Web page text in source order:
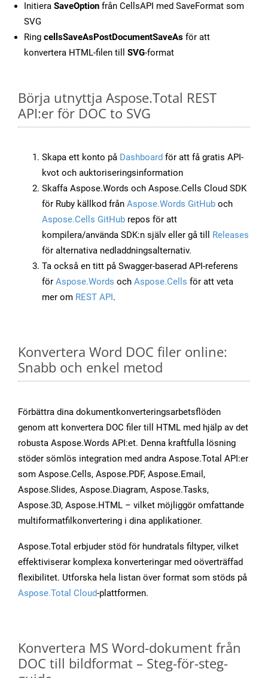
Initiera SaveOption från CellsAPI med SaveFormat som
SVG
Ring cellsSaveAsPostDocumentSaveAs för att
konvertera HTML-filen till SVG-format
Börja utnyttja Aspose.Total REST
API:er för DOC to SVG
Skapa ett konto på Dashboard för att få gratis API-
kvot och auktoriseringsinformation
Skaffa Aspose.Words och Aspose.Cells Cloud SDK
för Ruby källkod från Aspose.Words GitHub och
Aspose.Cells GitHub repos för att
kompilera/använda SDK:n själv eller gå till Releases
för alternativa nedladdningsalternativ.
Ta också en titt på Swagger-baserad API-referens
för Aspose.Words och Aspose.Cells för att veta
mer om REST API.
Konvertera Word DOC filer online:
Snabb och enkel metod
Förbättra dina dokumentkonverteringsarbetsflöden
genom att konvertera DOC filer till HTML med hjälp av det
robusta Aspose.Words API:et. Denna kraftfulla lösning
stöder sömlös integration med andra Aspose.Total API:er
som Aspose.Cells, Aspose.PDF, Aspose.Email,
Aspose.Slides, Aspose.Diagram, Aspose.Tasks,
Aspose.3D, Aspose.HTML – vilket möjliggör omfattande
multiformatfilkonvertering i dina applikationer.
Aspose.Total erbjuder stöd för hundratals filtyper, vilket
effektiviserar komplexa konverteringar med oöverträffad
flexibilitet. Utforska hela listan över format som stöds på
Aspose.Total Cloud-plattformen.
Konvertera MS Word-dokument från
DOC till bildformat – Steg-för-steg-